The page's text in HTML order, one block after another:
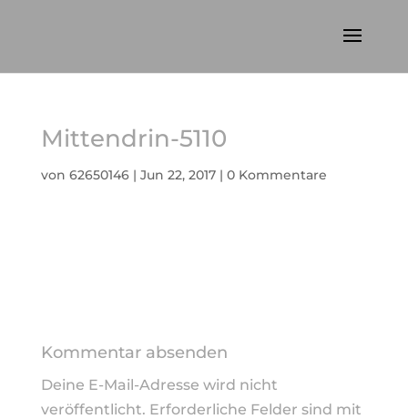
Mittendrin-5110
von 62650146| Jun 22, 2017| 0 Kommentare
Kommentar absenden
Deine E-Mail-Adresse wird nicht
veröffentlicht. Erforderliche Felder sind mit